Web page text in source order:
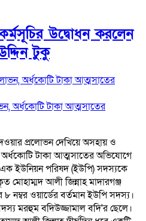
উদ্বোধন করলেন
টুকু
অর্ধকোটি টাকা আত্মসাতের
প্রলোভন দেখিয়ে অসহায় ও
অর্ধকোটি টাকা আত্মসাতের অভিযোগে
ইউনিয়ন পরিষদ (ইউপি) সদস্যকে
মোহাম্মদ আলী জিন্নাহ মাদারগঞ্জ
নম্বর ওয়ার্ডের বর্তমান ইউপি সদস্য।
মরহুম বদিউজ্জামাল বদি'র ছেলে।